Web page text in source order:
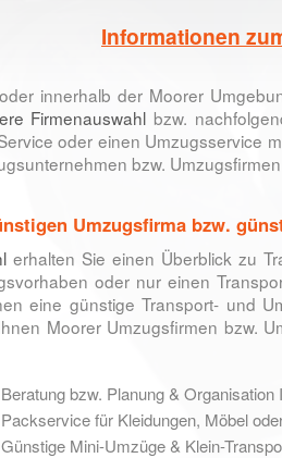
Informationen
innerhalb der Moorer
Firmenauswahl bzw.
oder einen Umzugsservice
bzw.
Umzugsfirma bzw.
erhalten Sie einen Überblick zu
oder nur einen
eine günstige Transport- und
Moorer Umzugsfirmen bzw.
Beratung bzw. Planung &
Packservice für Kleidungen, Möbel
Günstige Mini-Umzüge & Klein-